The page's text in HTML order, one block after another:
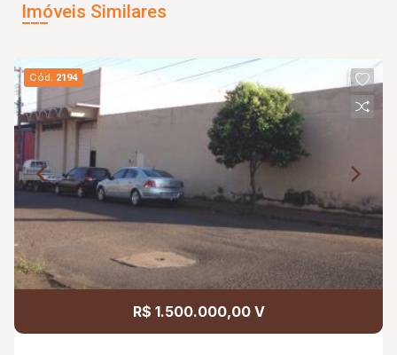
Imóveis Similares
Cód. 2194
R$ 1.500.000,00 V